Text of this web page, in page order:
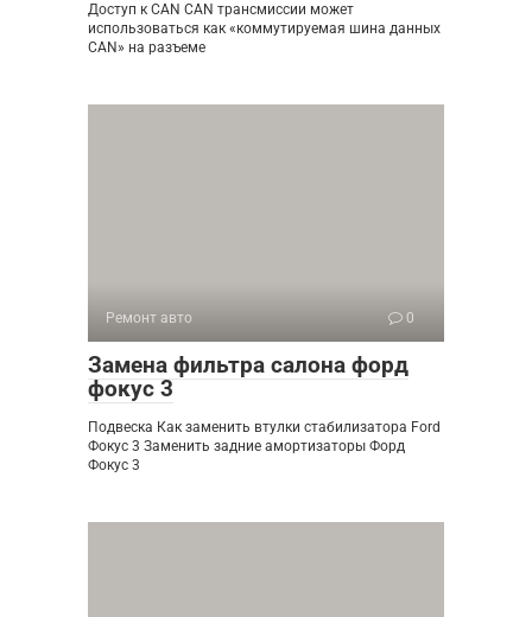
Доступ к CAN CAN трансмиссии может
использоваться как «коммутируемая шина данных
CAN» на разъеме
Ремонт авто 0
Замена фильтра салона форд
фокус 3
Подвеска Как заменить втулки стабилизатора Ford
Фокус 3 Заменить задние амортизаторы Форд
Фокус 3